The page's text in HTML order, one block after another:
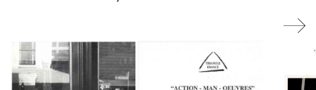
Programmation éditoriale
Médiation
Publics associés
Les Nouveaux Commanditaires